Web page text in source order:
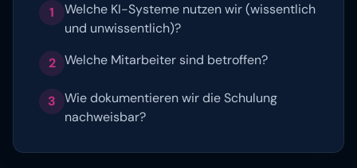
1
Welche KI-Systeme nutzen wir (wissentlich
und unwissentlich)?
2 Welche Mitarbeiter sind betroffen?
3 Wie dokumentieren wir die Schulung
nachweisbar?